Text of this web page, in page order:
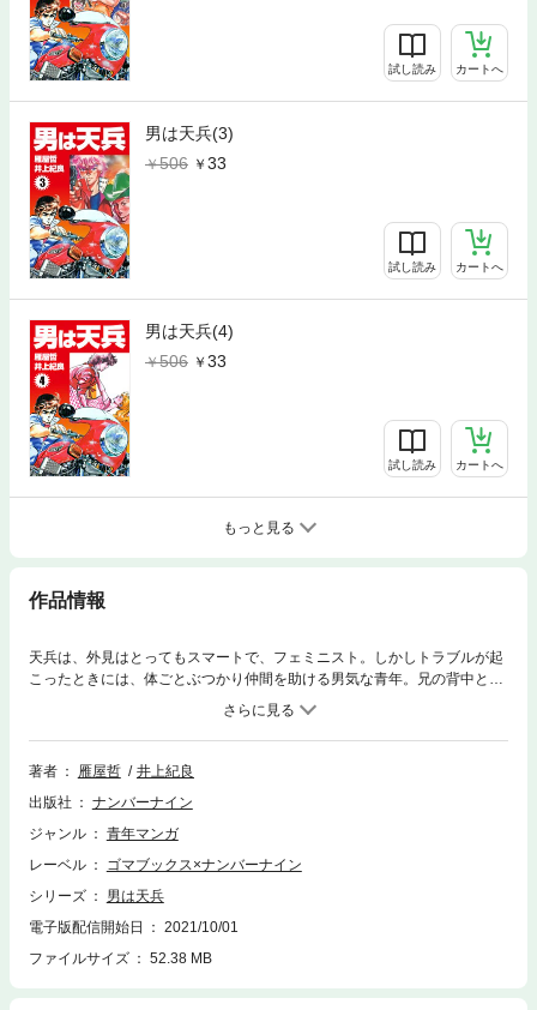
試し読み カートへ
男は天兵(3)
506
33
試し読み カートへ
男は天兵(4)
506
33
試し読み カートへ
もっと見る
作品情報
天兵は、外見はとってもスマートで、フェミニスト。しかしトラブルが起
こったときには、体ごとぶつかり仲間を助ける男気な青年。兄の背中と自
身の夢を追いかけ、そして時には命を賭ける“夢縫の天兵”ヤングジャンプ
で人気を博した井上紀良先生と雁屋哲先生の二大巨頭が手掛けた作品が遂
に電子化する！
著者
雁屋哲
井上紀良
出版社
ナンバーナイン
ジャンル
青年マンガ
レーベル
ゴマブックス×ナンバーナイン
シリーズ
男は天兵
電子版配信開始日
2021/10/01
ファイルサイズ
52.38 MB